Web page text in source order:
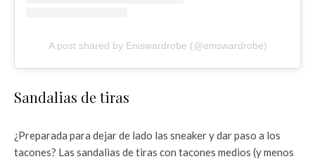
A post shared by Eniswardrobe (@eniswardrobe)
Sandalias de tiras
¿Preparada para dejar de lado las sneaker y dar paso a los
tacones? Las sandalias de tiras con tacones medios (y menos